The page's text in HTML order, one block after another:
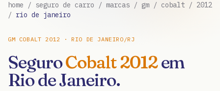
home / seguro de carro / marcas / gm / cobalt / 2012
/ rio de janeiro
GM COBALT 2012 ·RIO DE JANEIRO /RJ
SeguroCobalt2012em
Rio de Janeiro.